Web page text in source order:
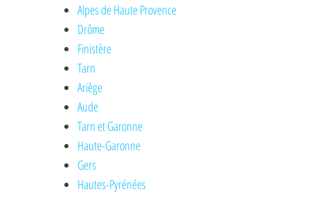
Alpes de Haute Provence
Drôme
Finistère
Tarn
Ariège
Aude
Tarn et Garonne
Haute-Garonne
Gers
Hautes-Pyrénées